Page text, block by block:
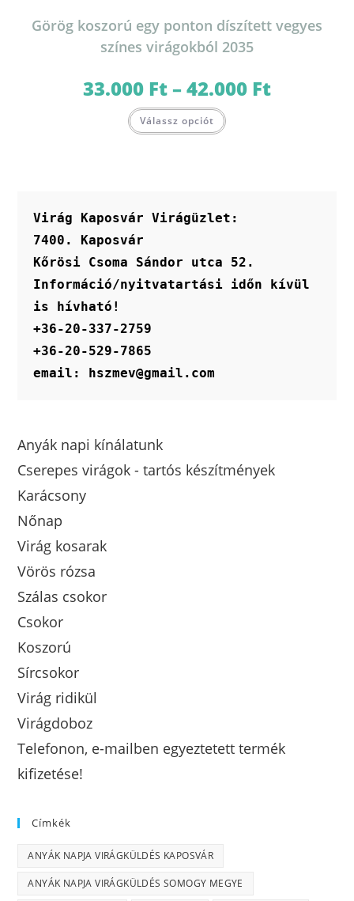
Görög koszorú egy ponton díszített vegyes
színes virágokból 2035
33.000 Ft–42.000 Ft33.000 Ft
Válassz opciót a
termékoldalon
választhatók
Virág Kaposvár Virágüzlet:
7400. Kaposvár
Kőrösi Csoma Sándor utca 52.
Információ/nyitvatartási időn kívül
is hívható!
+36-20-337-2759
+36-20-529-7865
email: hszmev@gmail.com
Anyák napi kínálatunk
Cserepes virágok - tartós készítmények
Karácsony
Nőnap
Virág kosarak
Vörös rózsa
Szálas csokor
Csokor
Koszorú
Sírcsokor
Virág ridikül
Virágdoboz
Telefonon, e-mailben egyeztetett termék
kifizetése!
Címkék
ANYÁK NAPJA VIRÁGKÜLDÉS KAPOSVÁR
ANYÁK NAPJA VIRÁGKÜLDÉS SOMOGY MEGYE